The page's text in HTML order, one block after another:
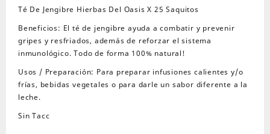
Oasis
cantidad
Té De Jengibre Hierbas Del Oasis X 25 Saquitos
Beneficios: El té de jengibre ayuda a combatir y prevenir
gripes y resfriados, además de reforzar el sistema
inmunológico. Todo de forma 100% natural!
Usos / Preparación: Para preparar infusiones calientes y/o
frías, bebidas vegetales o para darle un sabor diferente a la
leche.
Sin Tacc